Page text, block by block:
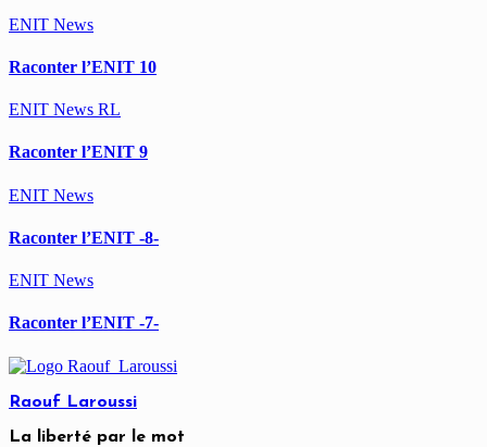
ENIT News
Raconter l’ENIT 10
ENIT News RL
Raconter l’ENIT 9
ENIT News
Raconter l’ENIT -8-
ENIT News
Raconter l’ENIT -7-
Raouf Laroussi
La liberté par le mot